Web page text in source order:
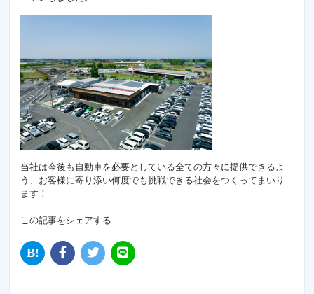
当社は今後も自動車を必要としている全ての方々に提供できるよ
う、お客様に寄り添い何度でも挑戦できる社会をつくってまいり
ます！
この記事をシェアする